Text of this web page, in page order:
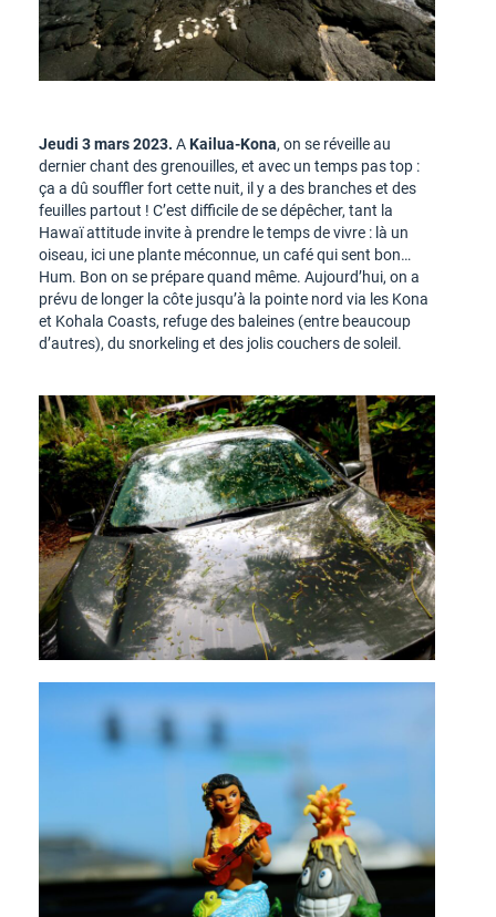
Jeudi 3 mars 2023. AKailua-Kona, on se réveille au
dernier chant des grenouilles, et avec un temps pas top :
ça a dû souffler fort cette nuit, il y a des branches et des
feuilles partout ! C’est difficile de se dépêcher, tant la
Hawaï attitude invite à prendre le temps de vivre : là un
oiseau, ici une plante méconnue, un café qui sent bon…
Hum. Bon on se prépare quand même. Aujourd’hui, on a
prévu de longer la côte jusqu’à la pointe nord via les Kona
et Kohala Coasts, refuge des baleines (entre beaucoup
d’autres), du snorkeling et des jolis couchers de soleil.